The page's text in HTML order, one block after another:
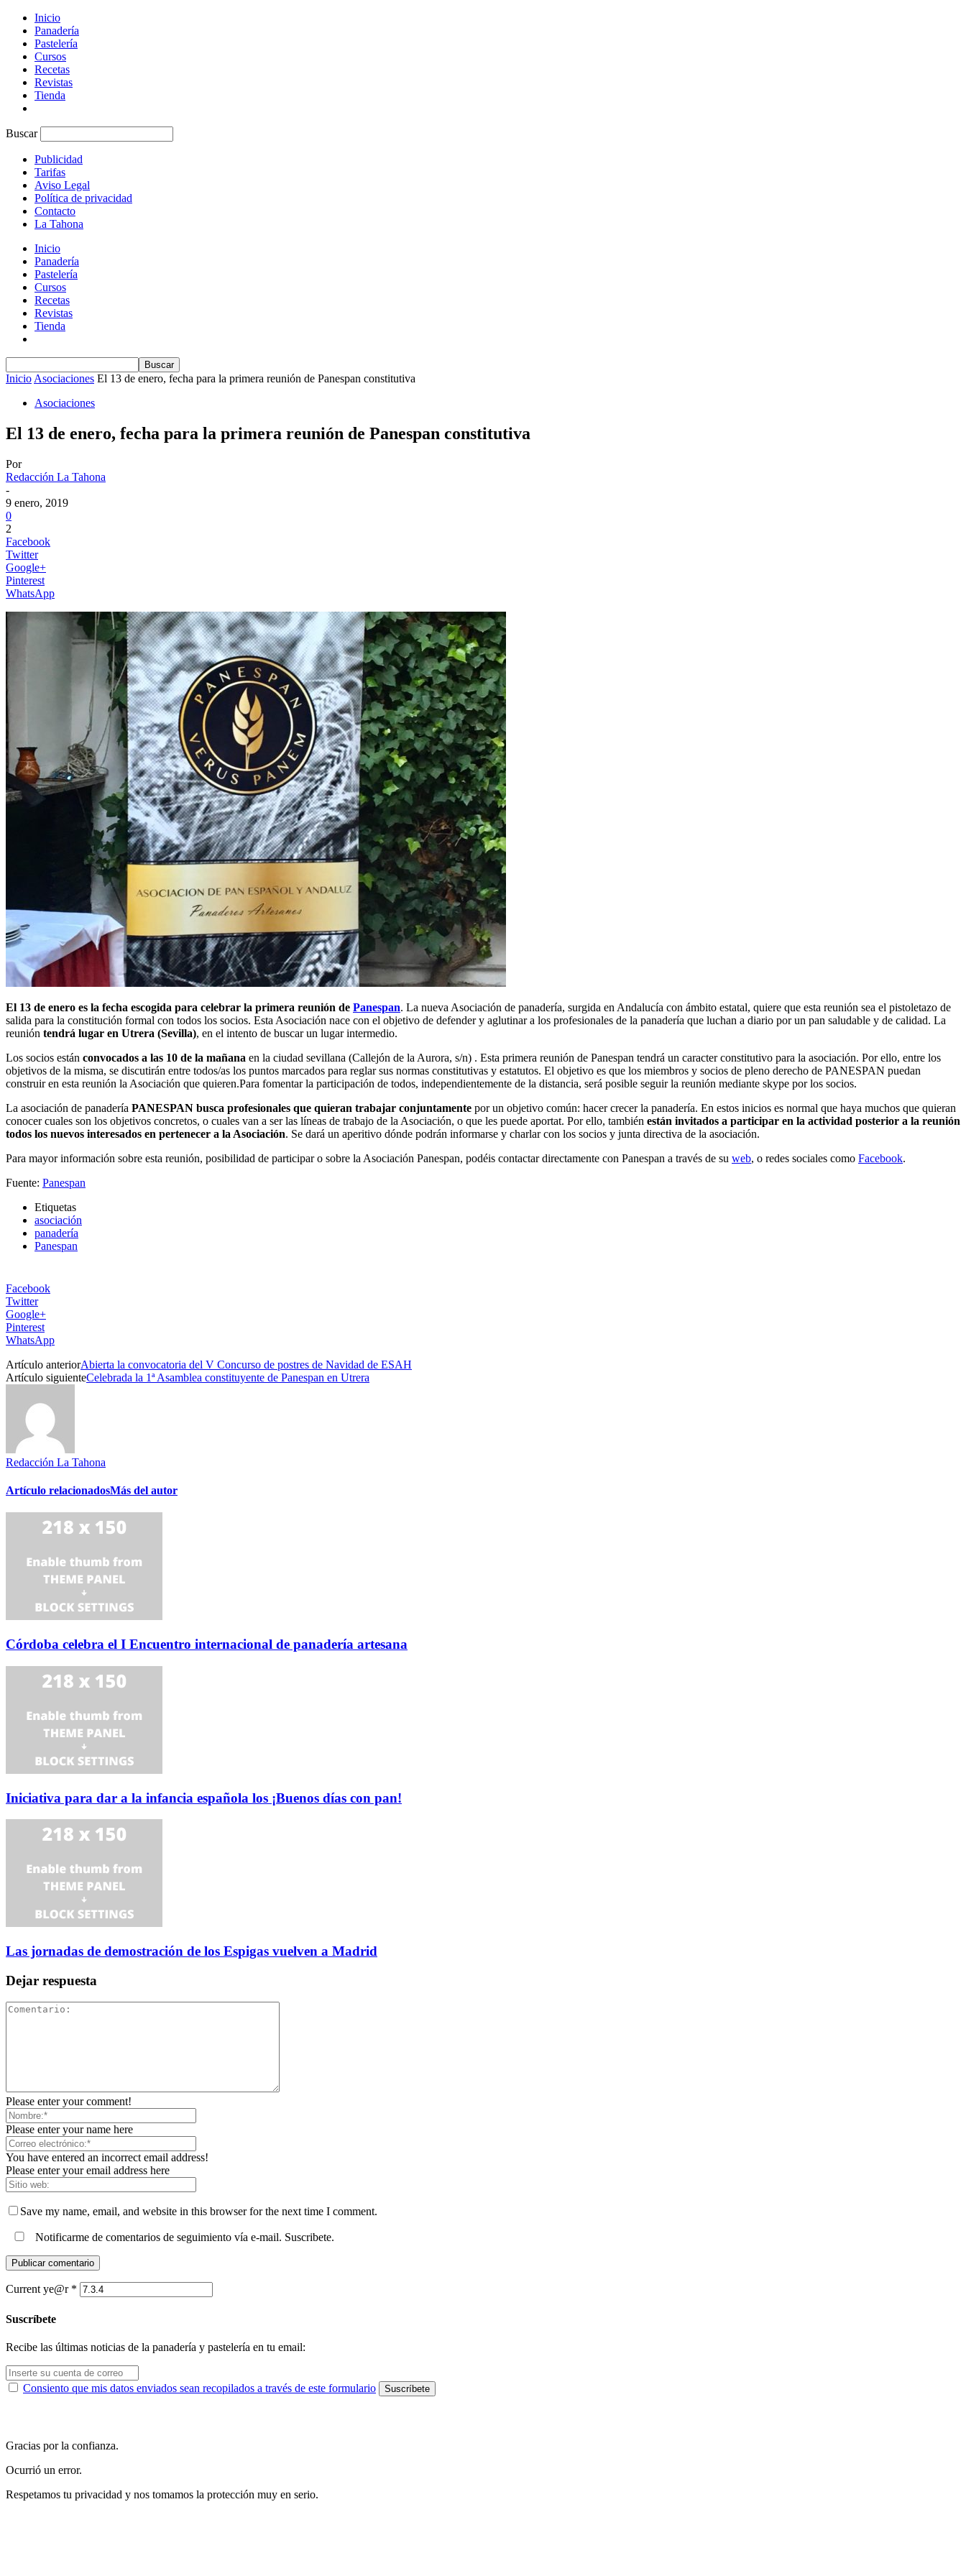
Inicio
Panadería
Pastelería
Cursos
Recetas
Revistas
Tienda
Buscar
Publicidad
Tarifas
Aviso Legal
Política de privacidad
Contacto
La Tahona
Inicio
Panadería
Pastelería
Cursos
Recetas
Revistas
Tienda
Inicio Asociaciones El 13 de enero, fecha para la primera reunión de Panespan constitutiva
Asociaciones
El 13 de enero, fecha para la primera reunión de Panespan constitutiva
Por
Redacción La Tahona
-
9 enero, 2019
0
2
Facebook
Twitter
Google+
Pinterest
WhatsApp
El 13 de enero es la fecha escogida para celebrar la primera reunión de Panespan. La nueva Asociación de panadería, surgida en Andalucía con ámbito estatal, quiere que esta reunión sea el pistoletazo de
salida para la constitución formal con todos los socios. Esta Asociación nace con el objetivo de defender y aglutinar a los profesionales de la panadería que luchan a diario por un pan saludable y de calidad. La
reunión tendrá lugar en Utrera (Sevilla), en el intento de buscar un lugar intermedio.
Los socios están convocados a las 10 de la mañana en la ciudad sevillana (Callejón de la Aurora, s/n) . Esta primera reunión de Panespan tendrá un caracter constitutivo para la asociación. Por ello, entre los
objetivos de la misma, se discutirán entre todos/as los puntos marcados para reglar sus normas constitutivas y estatutos. El objetivo es que los miembros y socios de pleno derecho de PANESPAN puedan
construir en esta reunión la Asociación que quieren.Para fomentar la participación de todos, independientemente de la distancia, será posible seguir la reunión mediante skype por los socios.
La asociación de panadería PANESPAN busca profesionales que quieran trabajar conjuntamente por un objetivo común: hacer crecer la panadería. En estos inicios es normal que haya muchos que quieran
conocer cuales son los objetivos concretos, o cuales van a ser las líneas de trabajo de la Asociación, o que les puede aportat. Por ello, también están invitados a participar en la actividad posterior a la reunión
todos los nuevos interesados en pertenecer a la Asociación. Se dará un aperitivo dónde podrán informarse y charlar con los socios y junta directiva de la asociación.
Para mayor información sobre esta reunión, posibilidad de participar o sobre la Asociación Panespan, podéis contactar directamente con Panespan a través de su web, o redes sociales como Facebook.
Fuente: Panespan
Etiquetas
asociación
panadería
Panespan
Facebook
Twitter
Google+
Pinterest
WhatsApp
Artículo anteriorAbierta la convocatoria del V Concurso de postres de Navidad de ESAH
Artículo siguienteCelebrada la 1ª Asamblea constituyente de Panespan en Utrera
Redacción La Tahona
Artículo relacionadosMás del autor
Córdoba celebra el I Encuentro internacional de panadería artesana
Iniciativa para dar a la infancia española los ¡Buenos días con pan!
Las jornadas de demostración de los Espigas vuelven a Madrid
Dejar respuesta
Please enter your comment!
Please enter your name here
You have entered an incorrect email address!
Please enter your email address here
Save my name, email, and website in this browser for the next time I comment.
Notificarme de comentarios de seguimiento vía e-mail. Suscribete.
Current ye@r *
Suscríbete
Recibe las últimas noticias de la panadería y pastelería en tu email:
Consiento que mis datos enviados sean recopilados a través de este formulario
Gracias por la confianza.
Ocurrió un error.
Respetamos tu privacidad y nos tomamos la protección muy en serio.